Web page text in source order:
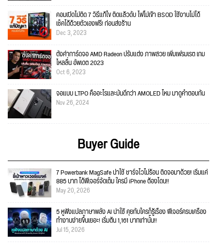
คอมเปิดไม่ติด 7 วิธีแก้ไข ติดแล้วดับ ไฟไม่เข้า BSOD ใช้งานไม่ได้
เช็คได้ด้วยตัวเองฟรี! ก่อนส่งร้าน
Dec 3, 2023
ตั้งค่าการ์ดจอ AMD Radeon ปรับแต่ง ภาพสวย เพิ่มเฟรมเรต เกม
ไหลลื่น อัพเดต 2023
Oct 6, 2023
จอแบบ LTPO คืออะไรและมันดีกว่า AMOLED ไหม มาดูคำตอบกัน
Nov 26, 2024
Buyer Guide
7 Powerbank MagSafe น่าใช้ ชาร์จไวไม่ร้อน ติดจอมาด้วย! เริ่มแค่
885 บาท ได้ฟีเจอร์จัดเต็ม ใครมี iPhone ต้องโดน!!
May 20, 2026
5 หูฟังแปลภาษาพลัง AI น่าใช้ คุยกับใครก็รู้เรื่อง ฟีเจอร์ครบเครื่อง
ทำงานง่ายขึ้นเยอะ! เริ่มต้น 1,161 บาทเท่านั้น!!
Jul 15, 2026